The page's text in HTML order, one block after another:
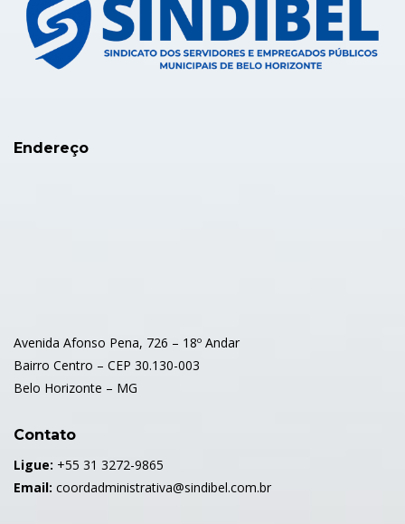
Endereço
Avenida Afonso Pena, 726 – 18º Andar
Bairro Centro – CEP 30.130-003
Belo Horizonte – MG
Contato
Ligue: +55 31 3272-9865
Email: coordadministrativa@sindibel.com.br